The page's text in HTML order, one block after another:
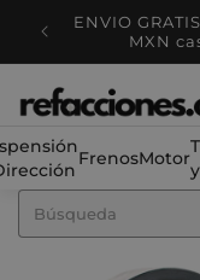
directamente
al contenido
ENVIO
MXN
FrenosMotor